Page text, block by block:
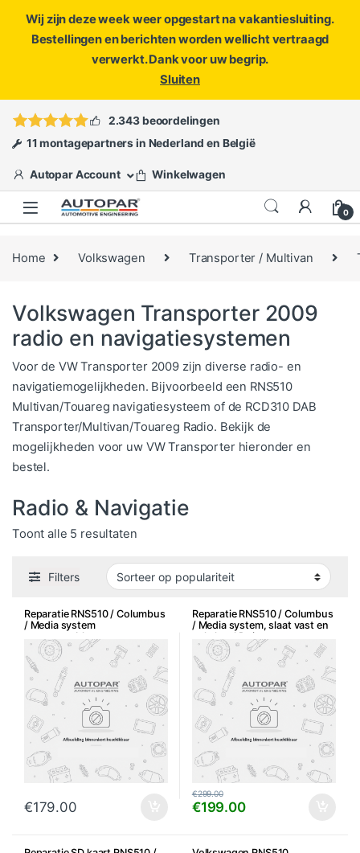
Wij zijn deze week weer opgestart na vakantiesluiting.
Bestellingen en berichten worden wellicht vertraagd
verwerkt. Dank voor uw begrip.
Sluiten
ofopen een ticket
2.343 beoordelingen
11 montagepartners in Nederland en België
Autopar Account Winkelwagen
0
Home Volkswagen Transporter / Multivan
Volkswagen Transporter 2009
radio en navigatiesystemen
Voor de VW Transporter 2009 zijn diverse radio- en
navigatiemogelijkheden. Bijvoorbeeld een RNS510
Multivan/Touareg navigatiesysteem of de RCD310 DAB
Transporter/Multivan/Touareg Radio. Bekijk de
mogelijkheden voor uw VW Transporter hieronder en
bestel.
Radio & Navigatie
Toont alle 5 resultatenGesorteerd op populariteit
Filters
Reparatie RNS510 / Columbus
/ Media system
opstartproblemen
€179.00
Reparatie RNS510 / Columbus
/ Media system, slaat vast en
enkel taal Duits
€199.00
€299.00